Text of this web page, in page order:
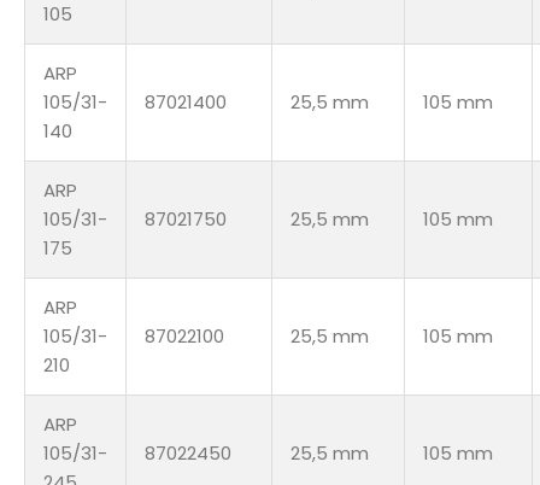
105
ARP
105/31-
140
87021400 25,5 mm 105 mm
ARP
105/31-
175
87021750 25,5 mm 105 mm
ARP
105/31-
210
87022100 25,5 mm 105 mm
ARP
105/31-
87022450 25,5 mm 105 mm